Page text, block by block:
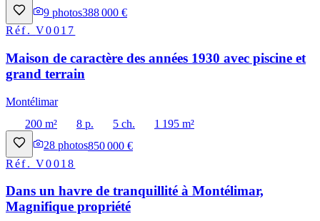
9 photos388 000 €
Réf.V0017
Maison de caractère des années 1930 avec piscine et
grand terrain
Montélimar
200 m²
8 p. 5 ch.
1 195 m²
28 photos850 000 €
Réf.V0018
Dans un havre de tranquillité à Montélimar,
Magnifique propriété